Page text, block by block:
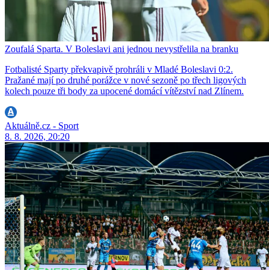
Zoufalá Sparta. V Boleslavi ani jednou nevystřelila na branku
Fotbalisté Sparty překvapivě prohráli v Mladé Boleslavi 0:2.
Pražané mají po druhé porážce v nové sezoně po třech ligových
kolech pouze tři body za upocené domácí vítězství nad Zlínem.
Aktuálně.cz - Sport
8. 8. 2026, 20:20